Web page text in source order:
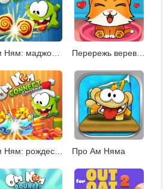
Ам Ням: маджонг Коннект Перережь веревку: накорми кошку
Ам Ням: рождественский Коннект Про Ам Няма